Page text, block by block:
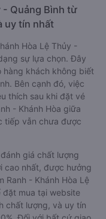
- Quảng Bình từ
uy tín nhất
Hòa Lệ Thủy -
sự lựa chọn. Đây
hàng khách không biết
Bên cạnh đó, việc
thích sau khi đặt vé
- Khánh Hòa giữa
tiếp vẫn chưa được
giá chất lượng
cao nhất, được hưởng
Ranh - Khánh Hòa Lệ
đặt mua tại website
chất lượng, và uy tín